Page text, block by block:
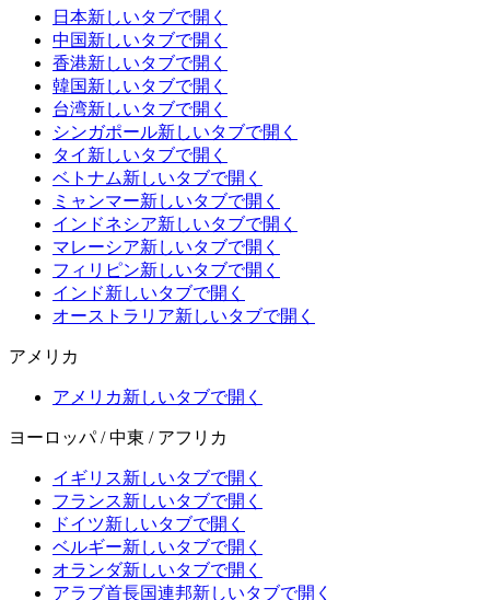
日本新しいタブで開く
中国新しいタブで開く
香港新しいタブで開く
韓国新しいタブで開く
台湾新しいタブで開く
シンガポール新しいタブで開く
タイ 新しいタブで開く
ベトナム新しいタブで開く
ミャンマー新しいタブで開く
インドネシア新しいタブで開く
マレーシア新しいタブで開く
フィリピン新しいタブで開く
インド新しいタブで開く
オーストラリア新しいタブで開く
アメリカ
アメリカ新しいタブで開く
ヨーロッパ / 中東 / アフリカ
イギリス新しいタブで開く
フランス新しいタブで開く
ドイツ新しいタブで開く
ベルギー新しいタブで開く
オランダ新しいタブで開く
アラブ首長国連邦新しいタブで開く